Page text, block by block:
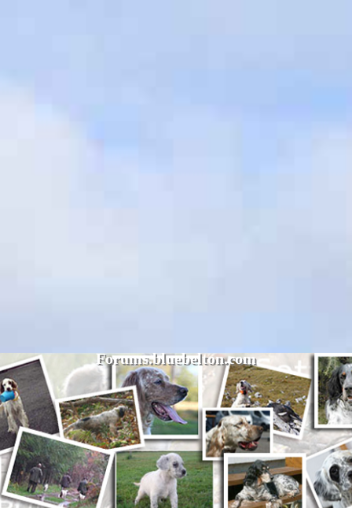
Forums.bluebelton.com